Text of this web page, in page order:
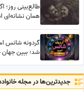
طالع‌بینی
همان نشانه‌ای
شد؛ ببین جهان
جدید‌ترین‌ها در مجله